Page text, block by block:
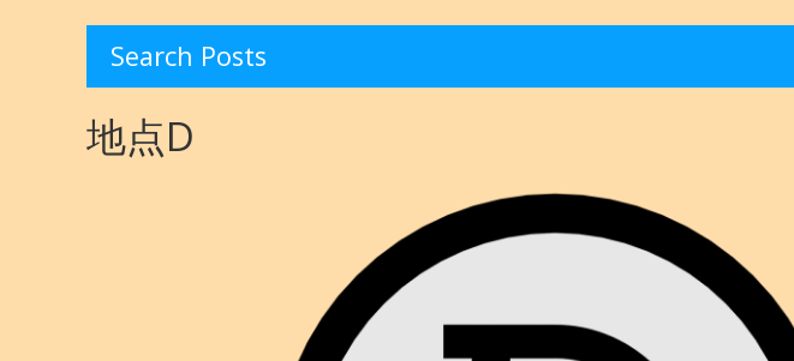
Search Posts
地点D